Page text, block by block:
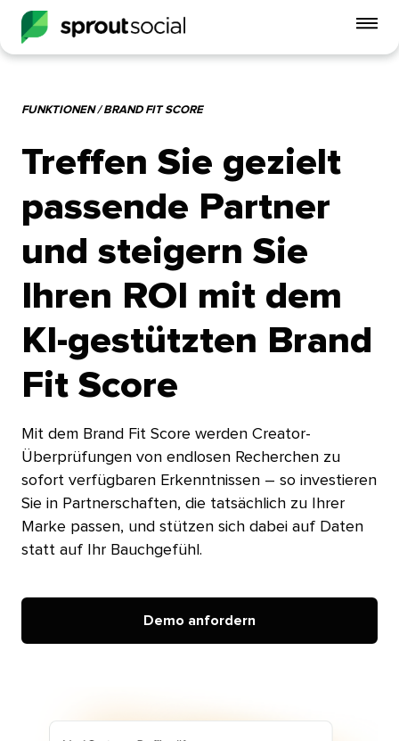
FUNKTIONEN / BRAND FIT SCORE​​
Treffen Sie gezielt
passende Partner
und steigern Sie
Ihren ROI mit dem
KI-gestützten Brand
Fit Score​​
Mit dem Brand Fit Score werden Creator-
Überprüfungen von endlosen Recherchen zu
sofort verfügbaren Erkenntnissen – so investieren
Sie in Partnerschaften, die tatsächlich zu Ihrer
Marke passen, und stützen sich dabei auf Daten
statt auf Ihr Bauchgefühl.​​
Demo anfordern​​